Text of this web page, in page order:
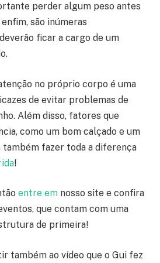
perder algum peso antes
são inúmeras
ficar a cargo de um
no próprio corpo é uma
de evitar problemas de
Além disso, fatores que
como um bom calçado e um
também fazer toda a diferença
!
entre em nosso site e confira
que contam com uma
de primeira!
também ao vídeo que o Gui fez